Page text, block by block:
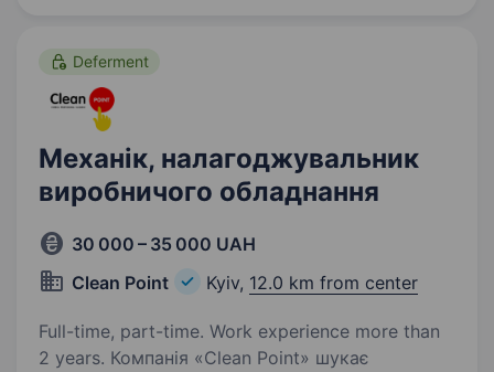
Deferment
Механік, налагоджувальник
виробничого обладнання
30 000 – 35 000 UAH
Clean Point
Kyiv, 12.0 km from center
Full-time, part-time. Work experience more than
2 years. Компанія «Clean Point» шукає